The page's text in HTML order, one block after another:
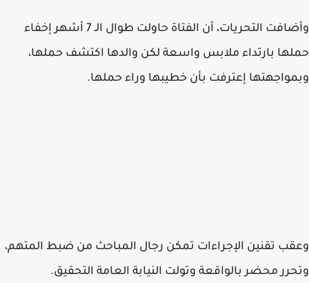
وأضافت التحريات، أن الفتاة حاولت طوال الـ 7 أشهر إخفاء
حملها بارتداء ملابس واسعة لكن والدها اكتشف حملها،
وبمواجهتها إعترفت بأن خطيبها وراء حملها.
وعقب تقنين الإجراءات تمكن رجال المباحث من ضبط المتهم،
وتحرر محضر بالواقعة وتولت النيابة العامة التحقيق.